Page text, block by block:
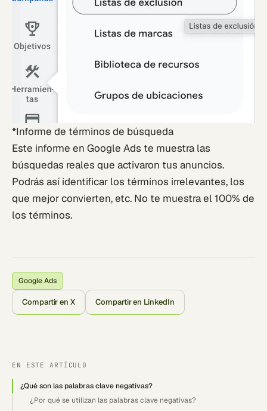
*Informe de términos de búsqueda
Este informe en Google Ads te muestra las
búsquedas reales que activaron tus anuncios.
Podrás así identificar los términos irrelevantes, los
que mejor convierten, etc. No te muestra el 100% de
los términos.
Google Ads
Compartir en X Compartir en LinkedIn
EN ESTE ARTÍCULO
¿Qué son las palabras clave negativas?
¿Por qué se utilizan las palabras clave negativas?